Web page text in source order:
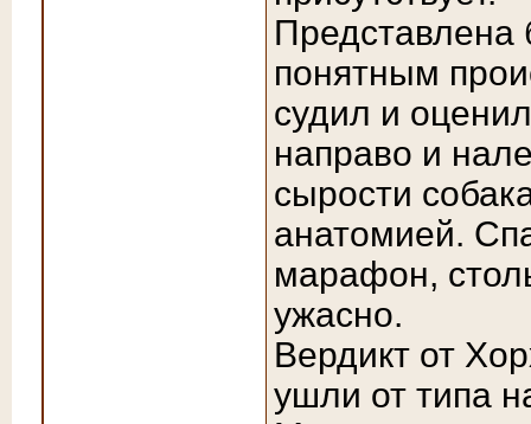
Представлена
понятным
судил и
направо и
сырости
анатомией.
марафон,
ужасно.
Вердикт от
ушли от типа